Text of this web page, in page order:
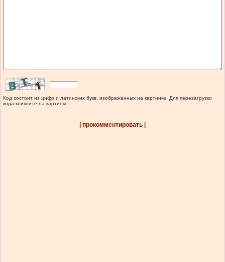
Код состоит из цифр и латинских букв, изображенных на картинке. Для перезагрузки
кода кликните на картинке.
| прокомментировать |